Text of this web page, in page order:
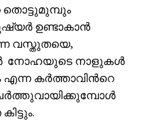
തൊട്ടുമുമ്പും
ഉണ്ടാകാൻ
വസ്തുതയെ,
നോഹയുടെ നാളുകൾ
കർത്താവിൻറെ